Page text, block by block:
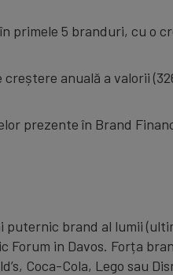
primele 5 branduri, cu o
anuală a valorii
prezente în Brand
brand al lumii
Forum in Davos. Forța
Coca-Cola, Lego sau